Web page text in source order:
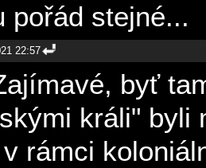
pořád stejné...
22:57
byť
králi" byli
rámci